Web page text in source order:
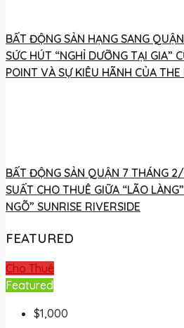
BẤT ĐỘNG SẢN HẠNG SANG
SỨC HÚT “NGHỈ DƯỠNG TẠI GIA”
POINT VÀ SỰ KIÊU HÃNH CỦA
BẤT ĐỘNG SẢN QUẬN 7 THÁNG
SUẤT CHO THUÊ GIỮA “LÃO
NGÕ” SUNRISE RIVERSIDE
FEATURED
Cho Thuê
Featured
$1,000